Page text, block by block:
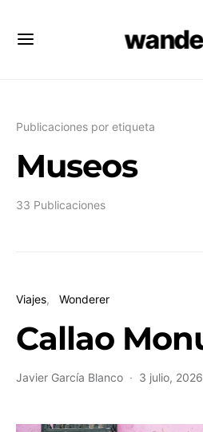
Publicaciones por etiqueta
Museos
33 Publicaciones
Viajes Wonderer
Callao
Javier García Blanco 3 julio, 2026